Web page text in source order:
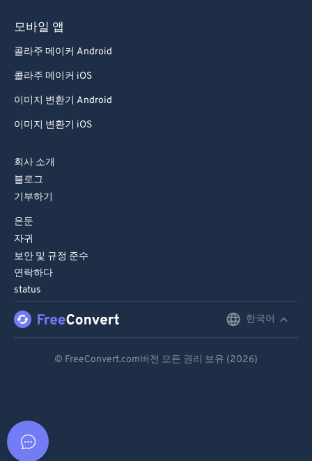
모바일 앱
콜라주 메이커 Android
콜라주 메이커 iOS
이미지 변환기 Android
이미지 변환기 iOS
회사 소개
블로그
기부하기
은둔
자귀
보안 및 규정 준수
연락하다
status
한국어
© FreeConvert.com버전 모든 권리 보유 (2026)